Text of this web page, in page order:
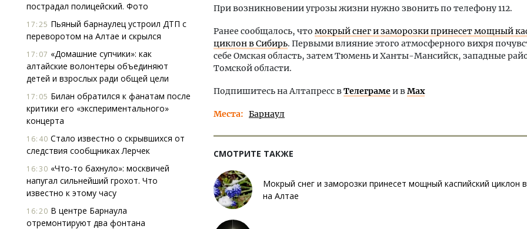
пострадал полицейский. Фото
17:25 Пьяный барнаулец устроил ДТП с
переворотом на Алтае и скрылся
17:07 «Домашние супчики»: как
алтайские волонтеры объединяют
детей и взрослых ради общей цели
17:05 Билан обратился к фанатам после
критики его «экспериментального»
концерта
16:40 Стало известно о скрывшихся от
следствия сообщниках Лерчек
16:30 «Что-то бахнуло»: москвичей
напугал сильнейший грохот. Что
известно к этому часу
16:20 В центре Барнаула
отремонтируют два фонтана
При возникновении угрозы жизни нужно звонить по телефону 112.
Ранее сообщалось, что мокрый снег и заморозки принесет мощный
циклон в Сибирь. Первыми влияние этого атмосферного вихря
себе Омская область, затем Тюмень и Ханты-Мансийск, западные
Томской области.
Подпишитесь на Алтапресс вТелеграмеи вMax
Места Барнаул
СМОТРИТЕ ТАКЖЕ
Мокрый снег и заморозки принесет мощный каспийский циклон
на Алтае